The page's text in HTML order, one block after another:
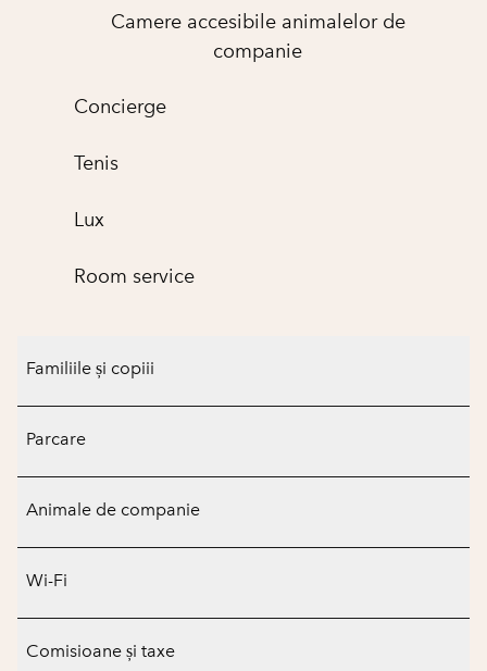
Camere accesibile animalelor de
companie
Concierge
Tenis
Lux
Room service
Familiile și copiii
Parcare
Animale de companie
Wi-Fi
Comisioane și taxe